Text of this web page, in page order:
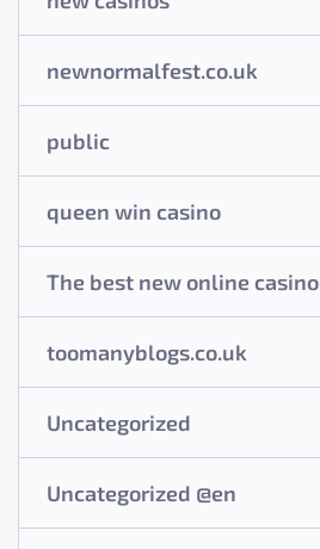
newnormalfest.co.uk
public
queen win casino
The best new online casino
toomanyblogs.co.uk
Uncategorized
Uncategorized @en